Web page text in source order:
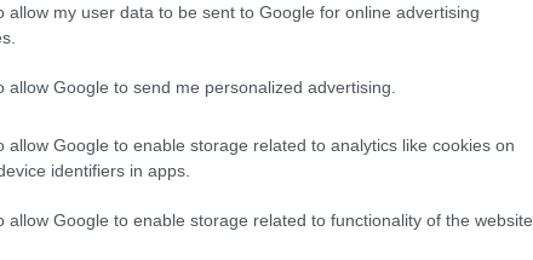
allow my user data to be sent to Google for online advertising
allow Google to send me personalized advertising.
allow Google to enable storage related to analytics like cookies on
identifiers in apps.
allow Google to enable storage related to functionality of the website
ευχαριστεί για τη διαχείριση του
Κωνσταντίνο Πελετίδη.
μου για τη διαχείριση του περιστατικού εκ